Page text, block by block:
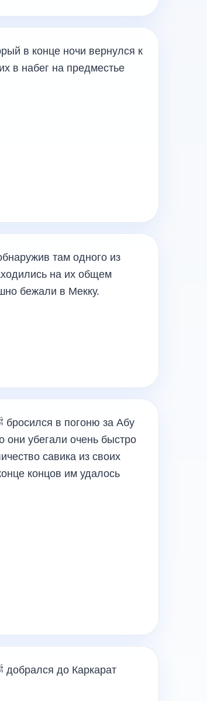
в конце ночи вернулся к
в набег на предместье
там одного из
на их общем
бежали в Мекку.
убегали очень быстро
савика из своих
концов им удалось